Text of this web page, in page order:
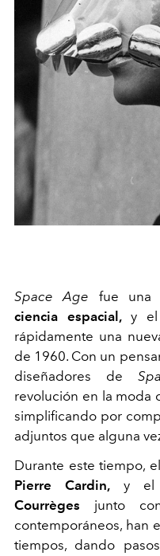
Space Age fue una
ciencia espacial,y el
rápidamente una
de 1960. Con un
diseñadores de
revolución en la moda
simplificando por
adjuntos que alguna
Durante este tiempo,
Pierre Cardin,y el
Courrèges junto
contemporáneos, han
tiempos, dando